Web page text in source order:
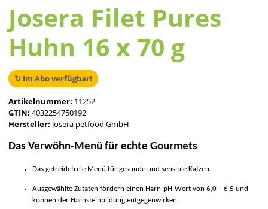
Josera Filet Pures
Huhn 16 x 70 g
↻ Im Abo verfügbar!
Artikelnummer: 11252
GTIN: 4032254750192
Hersteller: Josera petfood GmbH
Das Verwöhn-Menü für echte Gourmets
Das getreidefreie Menü für gesunde und sensible Katzen
Ausgewählte Zutaten fördern einen Harn-pH-Wert von 6,0 – 6,5 und
können der Harnsteinbildung entgegenwirken